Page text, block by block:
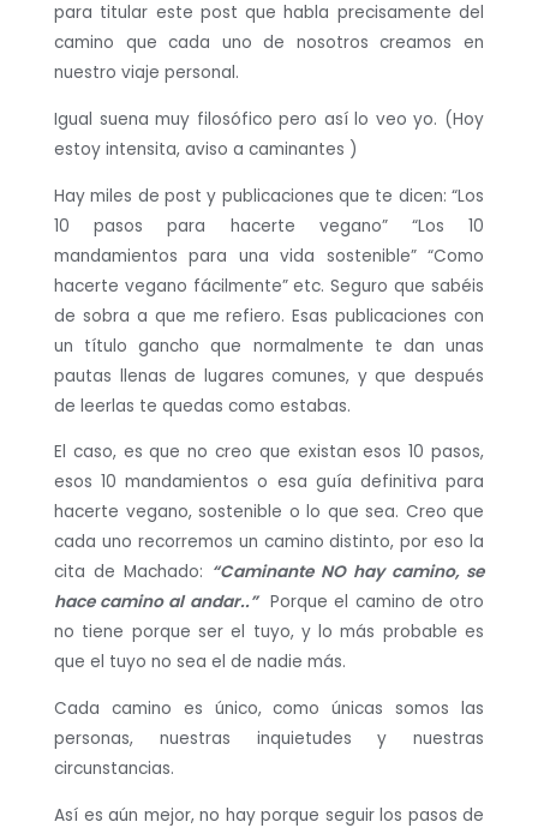
para titular este post que habla precisamente del
camino que cada uno de nosotros creamos en
nuestro viaje personal.
Igual suena muy filosófico pero así lo veo yo. (Hoy
estoy intensita, aviso a caminantes )
Hay miles de post y publicaciones que te dicen: “Los
10 pasos para hacerte vegano” “Los 10
mandamientos para una vida sostenible” “Como
hacerte vegano fácilmente” etc. Seguro que sabéis
de sobra a que me refiero. Esas publicaciones con
un título gancho que normalmente te dan unas
pautas llenas de lugares comunes, y que después
de leerlas te quedas como estabas.
El caso, es que no creo que existan esos 10 pasos,
esos 10 mandamientos o esa guía definitiva para
hacerte vegano, sostenible o lo que sea. Creo que
cada uno recorremos un camino distinto, por eso la
cita de Machado: “Caminante NO hay camino, se
hace camino al andar..”Porque el camino de otro
no tiene porque ser el tuyo, y lo más probable es
que el tuyo no sea el de nadie más.
Cada camino es único, como únicas somos las
personas, nuestras inquietudes y nuestras
circunstancias.
Así es aún mejor, no hay porque seguir los pasos de